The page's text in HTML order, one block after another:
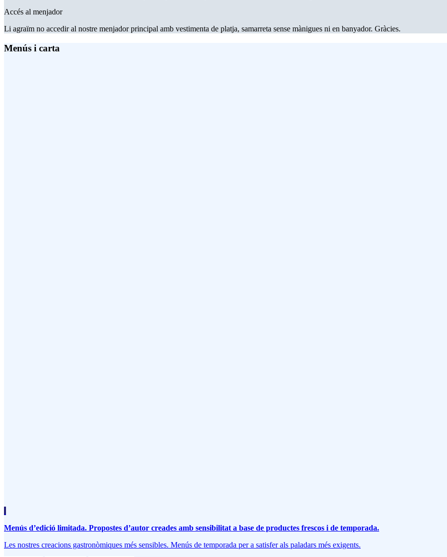
Accés al menjador
Li agraïm no accedir al nostre menjador principal amb vestimenta de platja, samarreta sense mànigues ni en banyador. Gràcies.
Menús i carta
Menús d’edició limitada. Propostes d’autor creades amb sensibilitat a base de productes frescos i de temporada.
Les nostres creacions gastronòmiques més sensibles. Menús de temporada per a satisfer als paladars més exigents.